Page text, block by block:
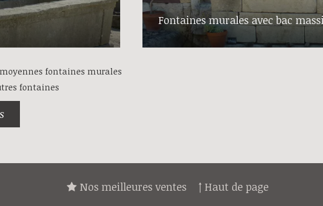
Fontaines murales avec bac
fontaines murales
fontaines
↑ Haut de page
Nos meilleures ventes